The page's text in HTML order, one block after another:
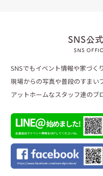
SNS公
SNS
SNSでもイベント情報や家づく
現場からの写真や普段のすまい
アットホームなスタッフ達の